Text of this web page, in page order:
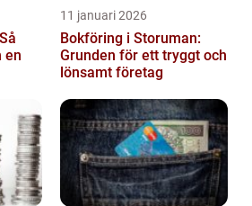
en
11 januari 2026
Bokföring i Storuman:
Grunden för ett tryggt och
lönsamt företag